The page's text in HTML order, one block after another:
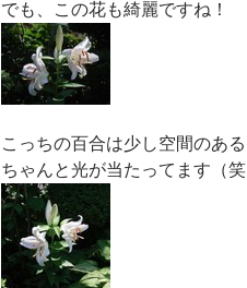
でも、この花も綺麗ですね！
こっちの百合は少し空間のあ
ちゃんと光が当たってます（笑